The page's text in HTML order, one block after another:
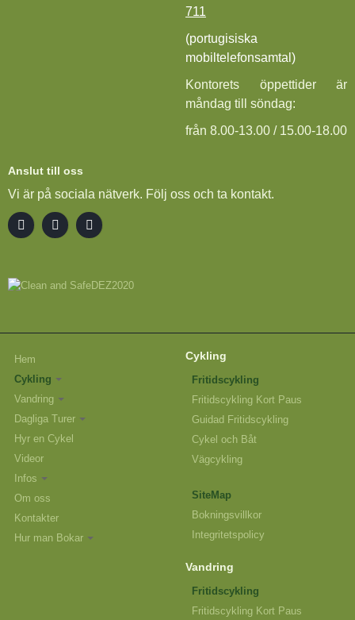
711
(portugisiska
mobiltelefonsamtal)
Kontorets öppettider är
måndag till söndag:
från 8.00-13.00 / 15.00-18.00
Anslut till oss
Vi är på sociala nätverk. Följ oss och ta kontakt.
Hem
Cykling
Vandring
Dagliga Turer
Hyr en Cykel
Videor
Infos
Om oss
Kontakter
Hur man Bokar
Cykling
Fritidscykling
Fritidscykling Kort Paus
Guidad Fritidscykling
Cykel och Båt
Vägcykling
SiteMap
Bokningsvillkor
Integritetspolicy
Vandring
Fritidscykling
Fritidscykling Kort Paus